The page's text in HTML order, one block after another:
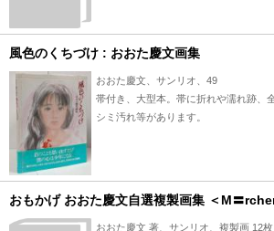
風色のくちづけ : おおた慶文画集
おおた慶文、サンリオ、49
帯付き、大型本。帯に折れや濡れ跡、
シミ汚れ等があります。
おもかげ おおた慶文自選複製画集 ＜M〓
おおた慶文 著、サンリオ、複製画 12